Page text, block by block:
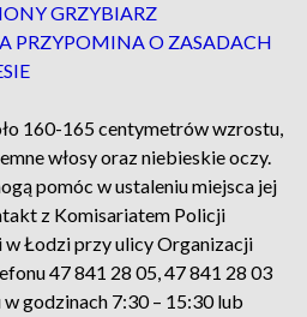
GRZYBIARZ
PRZYPOMINA O ZASADACH
160-165 centymetrów wzrostu,
włosy oraz niebieskie oczy.
pomóc w ustaleniu miejsca jej
z Komisariatem Policji
Łodzi przy ulicy Organizacji
47 841 28 05, 47 841 28 03
godzinach 7:30 – 15:30 lub